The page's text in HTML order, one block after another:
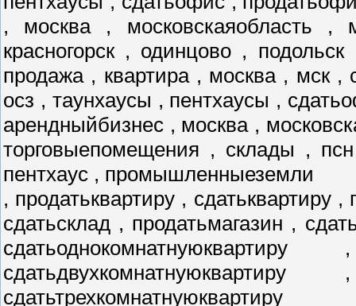
, москва , московскаяобласть
красногорск , одинцово ,
продажа , квартира , москва , мск
осз , таунхаусы , пентхаусы ,
арендныйбизнес , москва ,
торговыепомещения , склады ,
пентхаус , промышленныеземли
, продатьквартиру , сдатьквартиру
сдатьсклад , продатьмагазин ,